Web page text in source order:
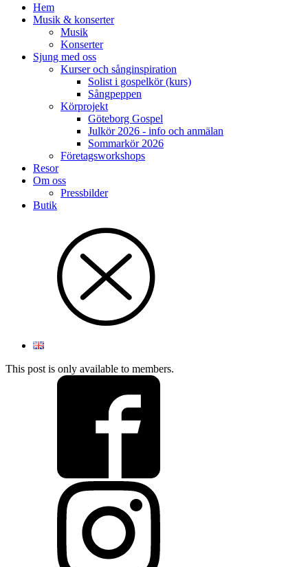
Hem
Musik & konserter
Musik
Konserter
Sjung med oss
Kurser och sånginspiration
Solist i gospelkör (kurs)
Sångpeppen
Körprojekt
Göteborg Gospel
Julkör 2026 - info och anmälan
Sommarkör 2026
Företagsworkshops
Resor
Om oss
Pressbilder
Butik
This post is only available to members.